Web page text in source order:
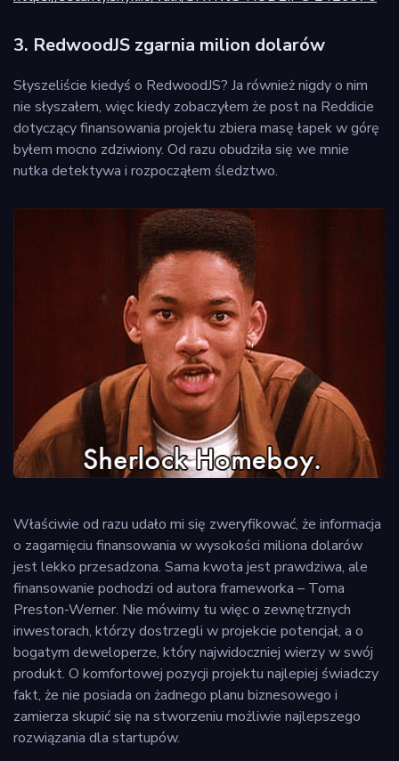
3. RedwoodJS zgarnia milion dolarów
Słyszeliście kiedyś o RedwoodJS? Ja również nigdy o nim
nie słyszałem, więc kiedy zobaczyłem że post na Reddicie
dotyczący finansowania projektu zbiera masę łapek w górę
byłem mocno zdziwiony. Od razu obudziła się we mnie
nutka detektywa i rozpocząłem śledztwo.
Właściwie od razu udało mi się zweryfikować, że informacja
o zagarnięciu finansowania w wysokości miliona dolarów
jest lekko przesadzona. Sama kwota jest prawdziwa, ale
finansowanie pochodzi od autora frameworka – Toma
Preston-Werner. Nie mówimy tu więc o zewnętrznych
inwestorach, którzy dostrzegli w projekcie potencjał, a o
bogatym deweloperze, który najwidoczniej wierzy w swój
produkt. O komfortowej pozycji projektu najlepiej świadczy
fakt, że nie posiada on żadnego planu biznesowego i
zamierza skupić się na stworzeniu możliwie najlepszego
rozwiązania dla startupów.